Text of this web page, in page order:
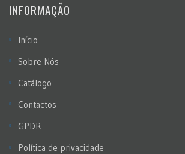
INFORMAÇÃO
Início
Sobre Nós
Catálogo
Contactos
GPDR
Política de privacidade